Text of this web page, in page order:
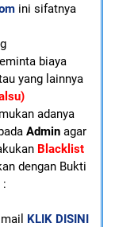
ini sifatnya
biaya
yang lainnya
adanya
Adminagar
Blacklist
dengan Bukti
:
KLIK DISINI